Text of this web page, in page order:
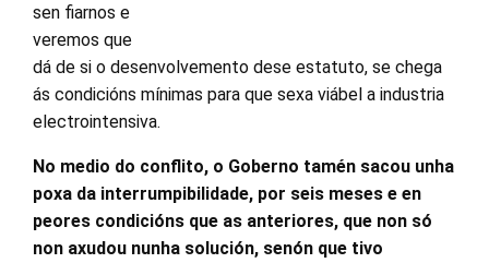
sen fiarnos e
veremos que
dá de si o desenvolvemento dese estatuto, se chega
ás condicións mínimas para que sexa viábel a industria
electrointensiva.
No medio do conflito, o Goberno tamén sacou unha
poxa da interrumpibilidade, por seis meses e en
peores condicións que as anteriores, que non só
non axudou nunha solución, senón que tivo